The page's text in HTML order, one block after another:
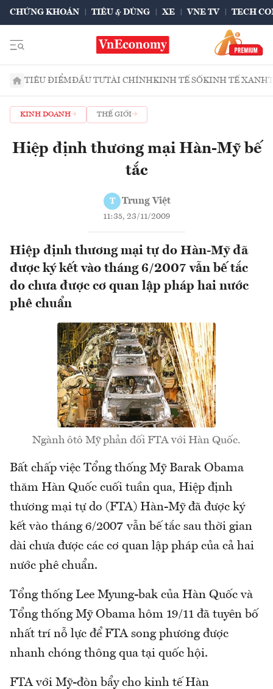
CHỨNG KHOÁN TIÊU & DÙNG XE VNE TV TECH
TIÊU ĐIỂMĐẦU TƯTÀI CHÍNHKINH TẾ SỐKINH TẾ XANH
KINH DOANH THẾ GIỚI
Hiệp định thương mại Hàn-Mỹ bế
tắc
T Trung Việt
11:35, 23/11/2009
Hiệp định thương mại tự do Hàn-Mỹ đã
được ký kết vào tháng 6/2007 vẫn bế tắc
do chưa được cơ quan lập pháp hai nước
phê chuẩn
Ngành ôtô Mỹ phản đối FTA với Hàn Quốc.
Bất chấp việc Tổng thống Mỹ Barak Obama
thăm Hàn Quốc cuối tuần qua, Hiệp định
thương mại tự do (FTA) Hàn-Mỹ đã được ký
kết vào tháng 6/2007 vẫn bế tắc sau thời gian
dài chưa được các cơ quan lập pháp của cả hai
nước phê chuẩn.
Tổng thống Lee Myung-bak của Hàn Quốc và
Tổng thống Mỹ Obama hôm 19/11 đã tuyên bố
nhất trí nỗ lực để FTA song phương được
nhanh chóng thông qua tại quốc hội.
FTA với Mỹ-đòn bẩy cho kinh tế Hàn